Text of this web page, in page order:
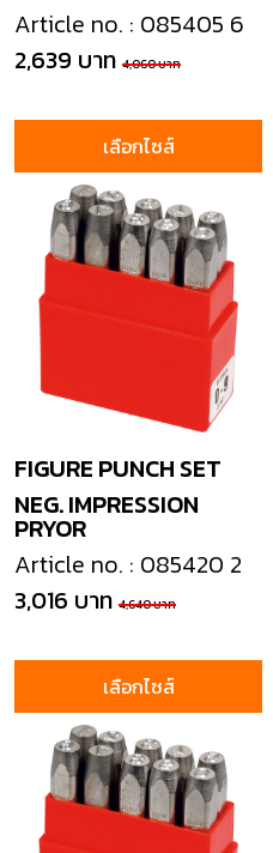
Article no. : 085405 6
2,639 บาท 4,060 บาท
เลือกไซส์
PRYOR
FIGURE PUNCH SET
NEG. IMPRESSION
Article no. : 085420 2
3,016 บาท 4,640 บาท
เลือกไซส์